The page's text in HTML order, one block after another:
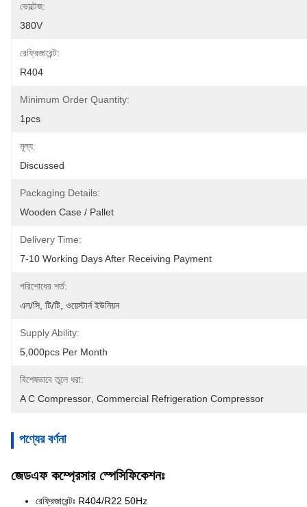
ভোল্টেজ:
380V
রেফ্রিজারেন্ট:
R404
Minimum Order Quantity:
1pcs
মূল্য:
Discussed
Packaging Details:
Wooden Case / Pallet
Delivery Time:
7-10 Working Days After Receiving Payment
পরিশোধের শর্ত:
এল/সি, টি/টি, ওয়েস্টার্ন ইউনিয়ন
Supply Ability:
5,000pcs Per Month
বিশেষভাবে তুলে ধরা:
A C Compressor Commercial Refrigeration Compressor
পণ্যের বর্ণনা
জেডএফ কম্প্রেসার স্পেসিফিকেশনঃ
রেফ্রিজারেন্টঃ R404/R22 50Hz